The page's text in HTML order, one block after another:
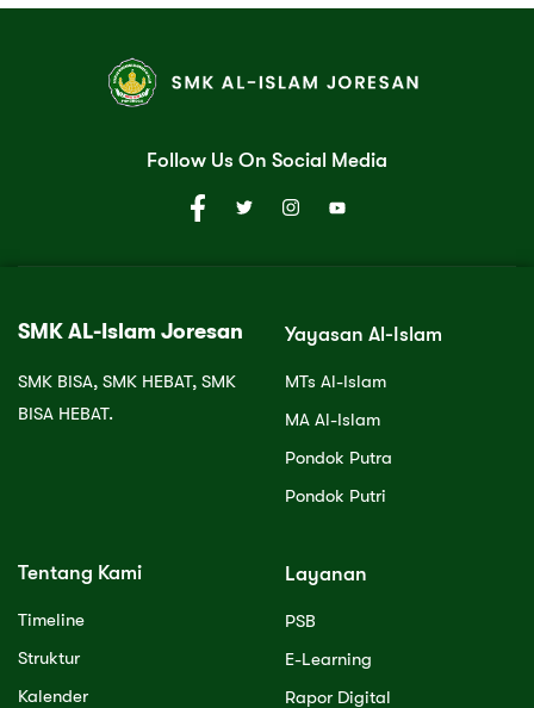
Follow Us On Social Media
SMK AL-Islam Joresan
SMK BISA, SMK HEBAT, SMK
BISA HEBAT.
Yayasan Al-Islam
MTs Al-Islam
MA Al-Islam
Pondok Putra
Pondok Putri
Tentang Kami
Timeline
Struktur
Kalender
Layanan
PSB
E-Learning
Rapor Digital